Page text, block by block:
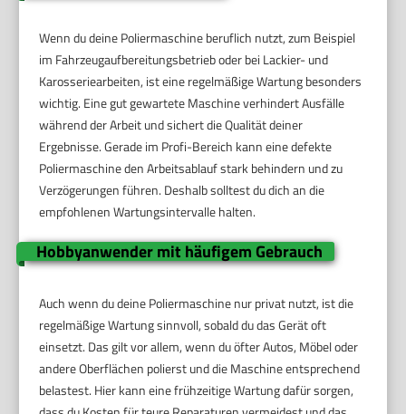
Wenn du deine Poliermaschine beruflich nutzt, zum Beispiel
im Fahrzeugaufbereitungsbetrieb oder bei Lackier- und
Karosseriearbeiten, ist eine regelmäßige Wartung besonders
wichtig. Eine gut gewartete Maschine verhindert Ausfälle
während der Arbeit und sichert die Qualität deiner
Ergebnisse. Gerade im Profi-Bereich kann eine defekte
Poliermaschine den Arbeitsablauf stark behindern und zu
Verzögerungen führen. Deshalb solltest du dich an die
empfohlenen Wartungsintervalle halten.
Hobbyanwender mit häufigem Gebrauch
Auch wenn du deine Poliermaschine nur privat nutzt, ist die
regelmäßige Wartung sinnvoll, sobald du das Gerät oft
einsetzt. Das gilt vor allem, wenn du öfter Autos, Möbel oder
andere Oberflächen polierst und die Maschine entsprechend
belastest. Hier kann eine frühzeitige Wartung dafür sorgen,